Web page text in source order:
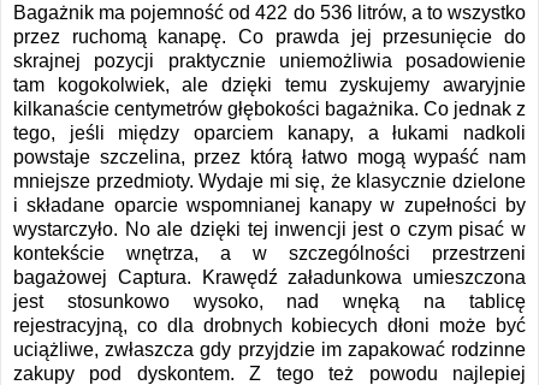
Bagażnik ma pojemność od 422 do 536 litrów, a to wszystko
przez ruchomą kanapę. Co prawda jej przesunięcie do
skrajnej pozycji praktycznie uniemożliwia posadowienie
tam kogokolwiek, ale dzięki temu zyskujemy awaryjnie
kilkanaście centymetrów głębokości bagażnika. Co jednak z
tego, jeśli między oparciem kanapy, a łukami nadkoli
powstaje szczelina, przez którą łatwo mogą wypaść nam
mniejsze przedmioty. Wydaje mi się, że klasycznie dzielone
i składane oparcie wspomnianej kanapy w zupełności by
wystarczyło. No ale dzięki tej inwencji jest o czym pisać w
kontekście wnętrza, a w szczególności przestrzeni
bagażowej Captura. Krawędź załadunkowa umieszczona
jest stosunkowo wysoko, nad wnęką na tablicę
rejestracyjną, co dla drobnych kobiecych dłoni może być
uciążliwe, zwłaszcza gdy przyjdzie im zapakować rodzinne
zakupy pod dyskontem. Z tego też powodu najlepiej